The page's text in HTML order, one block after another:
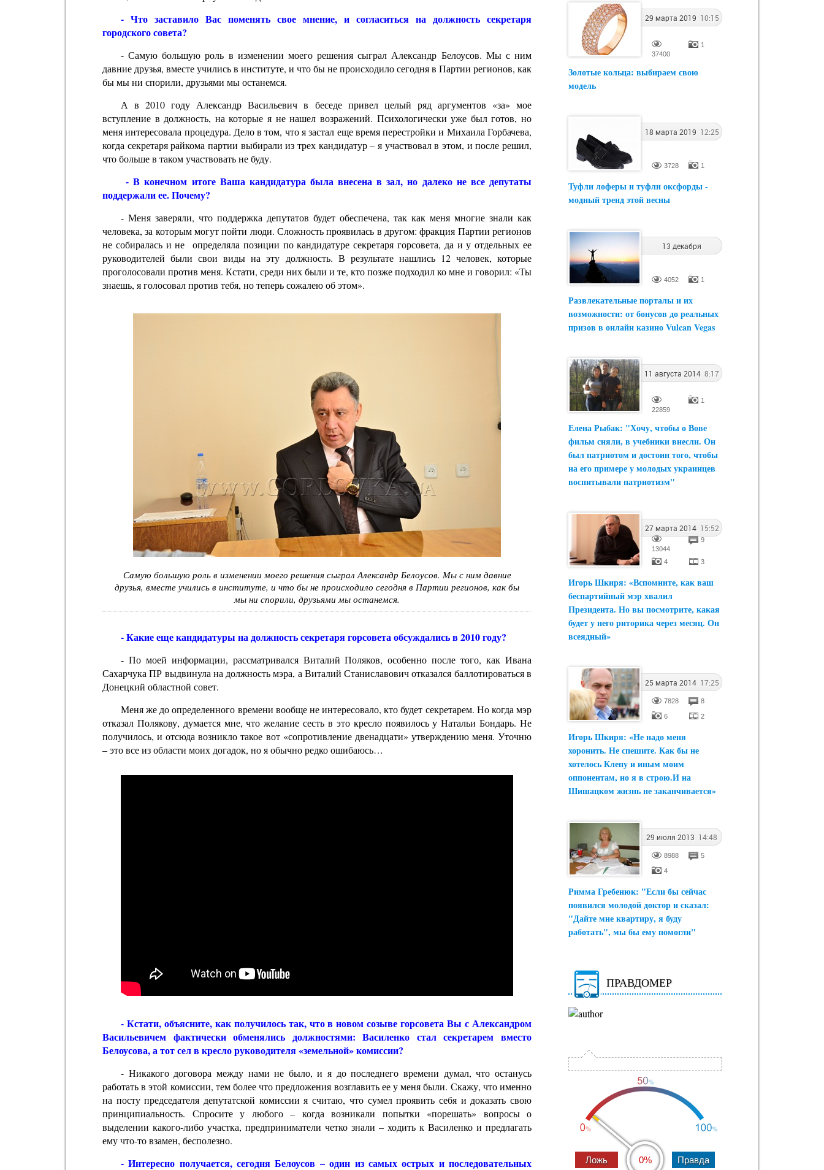
- Что заставило Вас поменять свое мнение, и согласиться на должность секретаря
городского совета?
- Самую большую роль в изменении моего решения сыграл Александр Белоусов. Мы с ним
давние друзья, вместе учились в институте, и что бы не происходило сегодня в Партии регионов, как
бы мы ни спорили, друзьями мы останемся.
А в 2010 году Александр Васильевич в беседе привел целый ряд аргументов «за» мое
вступление в должность, на которые я не нашел возражений. Психологически уже был готов, но
меня интересовала процедура. Дело в том, что я застал еще время перестройки и Михаила Горбачева,
когда секретаря райкома партии выбирали из трех кандидатур – я участвовал в этом, и после решил,
что больше в таком участвовать не буду.
- В конечном итоге Ваша кандидатура была внесена в зал, но далеко не все депутаты
поддержали ее. Почему?
- Меня заверяли, что поддержка депутатов будет обеспечена, так как меня многие знали как
человека, за которым могут пойти люди. Сложность проявилась в другом: фракция Партии регионов
не собиралась и не определяла позиции по кандидатуре секретаря горсовета, да и у отдельных ее
руководителей были свои виды на эту должность. В результате нашлись 12 человек, которые
проголосовали против меня. Кстати, среди них были и те, кто позже подходил ко мне и говорил: «Ты
знаешь, я голосовал против тебя, но теперь сожалею об этом».
Самую большую роль в изменении моего решения сыграл Александр Белоусов. Мы с ним давние
друзья, вместе учились в институте, и что бы не происходило сегодня в Партии регионов, как бы
мы ни спорили, друзьями мы останемся.
- Какие еще кандидатуры на должность секретаря горсовета обсуждались в 2010 году?
- По моей информации, рассматривался Виталий Поляков, особенно после того, как Ивана
Сахарчука ПР выдвинула на должность мэра, а Виталий Станиславович отказался баллотироваться в
Донецкий областной совет.
Меня же до определенного времени вообще не интересовало, кто будет секретарем. Но когда мэр
отказал Полякову, думается мне, что желание сесть в это кресло появилось у Натальи Бондарь. Не
получилось, и отсюда возникло такое вот «сопротивление двенадцати» утверждению меня. Уточню
– это все из области моих догадок, но я обычно редко ошибаюсь…
- Кстати, объясните, как получилось так, что в новом созыве горсовета Вы с Александром
Васильевичем фактически обменялись должностями: Василенко стал секретарем вместо
Белоусова, а тот сел в кресло руководителя «земельной» комиссии?
- Никакого договора между нами не было, и я до последнего времени думал, что останусь
работать в этой комиссии, тем более что предложения возглавить ее у меня были. Скажу, что именно
на посту председателя депутатской комиссии я считаю, что сумел проявить себя и доказать свою
принципиальность. Спросите у любого – когда возникали попытки «порешать» вопросы о
выделении какого-либо участка, предприниматели четко знали – ходить к Василенко и предлагать
ему что-то взамен, бесполезно.
- Интересно получается, сегодня Белоусов – один из самых острых и последовательных
29 марта 2019 10:15
37400
1
Золотые кольца: выбираем свою
модель
18 марта 2019 12:25
3728 1
Туфли лоферы и туфли оксфорды -
модный тренд этой весны
13 декабря
2018 16:12
4052 1
Развлекательные порталы и их
возможности: от бонусов до реальных
призов в онлайн казино Vulcan Vegas
11 августа 2014 8:17
22859
1
Елена Рыбак: "Хочу, чтобы о Вове
фильм сняли, в учебники внесли. Он
был патриотом и достоин того, чтобы
на его примере у молодых украинцев
воспитывали патриотизм"
27 марта 2014 15:52
13044
9
4 3
Игорь Шкиря: «Вспомните, как ваш
беспартийный мэр хвалил
Президента. Но вы посмотрите, какая
будет у него риторика через месяц. Он
всеядный»
25 марта 2014 17:25
7828 8
6 2
Игорь Шкиря: «Не надо меня
хоронить. Не спешите. Как бы не
хотелось Клепу и иным моим
оппонентам, но я в строю.И на
Шишацком жизнь не заканчивается»
29 июля 2013 14:48
8988 5
4
Римма Гребенюк: "Если бы сейчас
появился молодой доктор и сказал:
"Дайте мне квартиру, я буду
работать", мы бы ему помогли"
ПРАВДОМЕР
0%